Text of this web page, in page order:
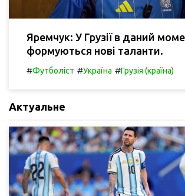
Яремчук: У Грузії в даний
формуються нові таланти.
#Футболіст #Україна #Грузія (країна)
Актуальне